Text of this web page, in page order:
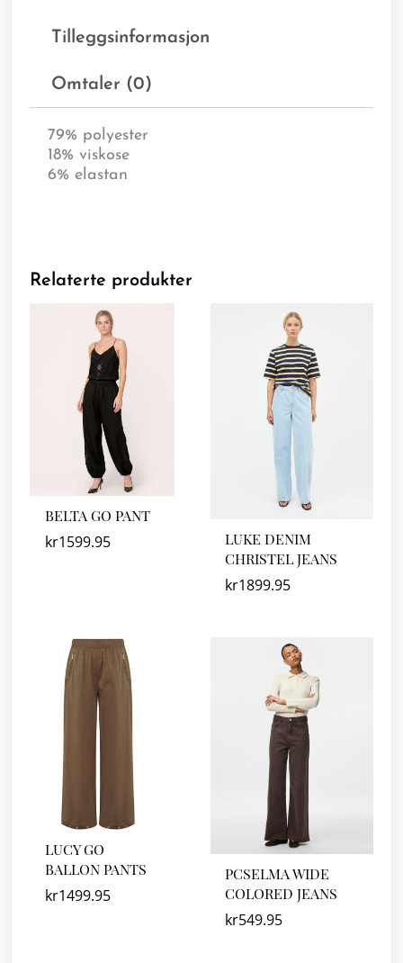
Tilleggsinformasjon
Omtaler (0)
79% polyester
18% viskose
6% elastan
Relaterte produkter
BELTA GO PANT
kr1599.95
LUKE DENIM
CHRISTEL JEANS
kr1899.95
LUCY GO
BALLON PANTS
kr1499.95
PCSELMA WIDE
COLORED JEANS
kr549.95